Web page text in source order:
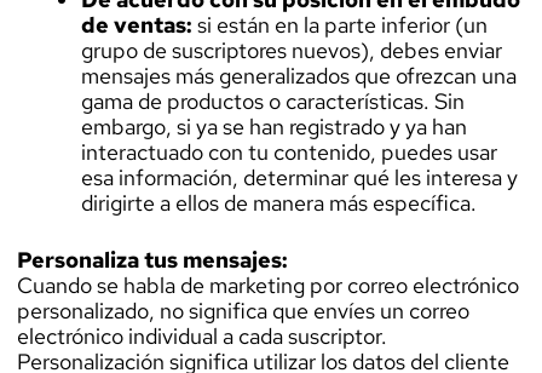
de ventas:si están en la parte inferior (un
grupo de suscriptores nuevos), debes enviar
mensajes más generalizados que ofrezcan una
gama de productos o características. Sin
embargo, si ya se han registrado y ya han
interactuado con tu contenido, puedes usar
esa información, determinar qué les interesa y
dirigirte a ellos de manera más específica.
Personaliza tus mensajes:
Cuando se habla de marketing por correo electrónico
personalizado, no significa que envíes un correo
electrónico individual a cada suscriptor.
Personalización significa utilizar los datos del cliente